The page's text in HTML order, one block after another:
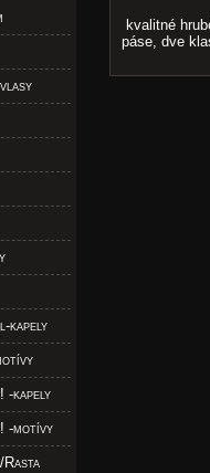
kapely
-kapely
-motívy
Rasta
kvalitné
páse, dve